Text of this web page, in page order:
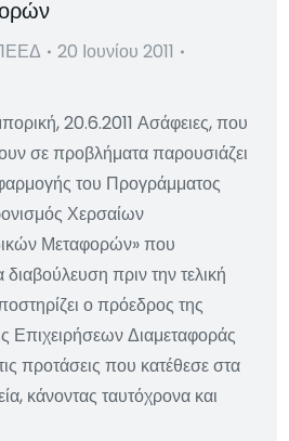
20 Ιουνίου 2011
Ασάφειες, που
σε προβλήματα παρουσιάζει
του Προγράμματος
Χερσαίων
Μεταφορών» που
διαβούλευση πριν την τελική
ο πρόεδρος της
Επιχειρήσεων Διαμεταφοράς
προτάσεις που κατέθεσε στα
κάνοντας ταυτόχρονα και